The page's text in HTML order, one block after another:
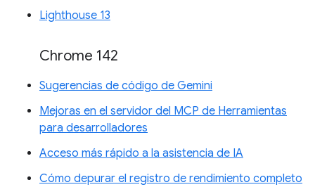
Lighthouse 13
Chrome 142
Sugerencias de código de Gemini
Mejoras en el servidor del MCP de Herramientas
para desarrolladores
Acceso más rápido a la asistencia de IA
Cómo depurar el registro de rendimiento completo